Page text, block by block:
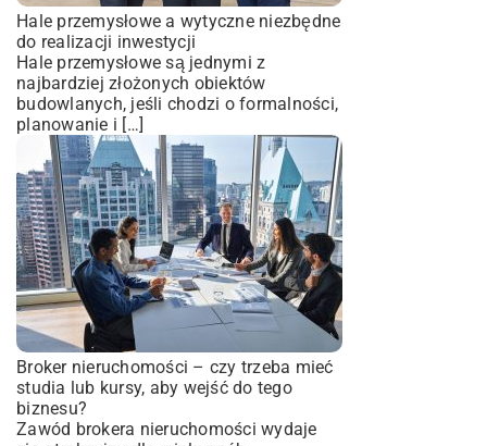
Hale przemysłowe a wytyczne niezbędne
do realizacji inwestycji
Hale przemysłowe są jednymi z
najbardziej złożonych obiektów
budowlanych, jeśli chodzi o formalności,
planowanie i […]
Broker nieruchomości – czy trzeba mieć
studia lub kursy, aby wejść do tego
biznesu?
Zawód brokera nieruchomości wydaje